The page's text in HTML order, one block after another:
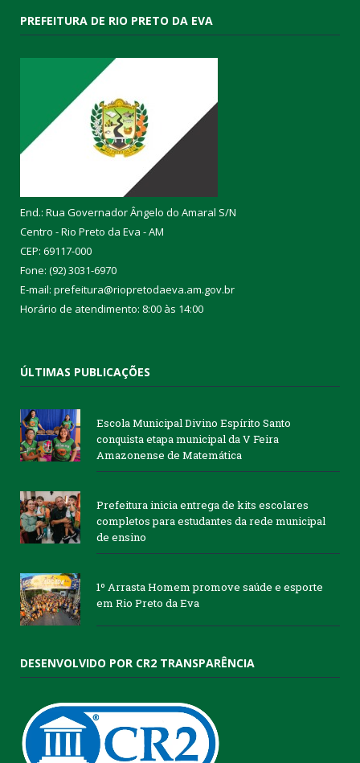
PREFEITURA DE RIO PRETO DA EVA
End.: Rua Governador Ângelo do Amaral S/N
Centro - Rio Preto da Eva - AM
CEP: 69117-000
Fone: (92) 3031-6970
E-mail: prefeitura@riopretodaeva.am.gov.br
Horário de atendimento: 8:00 às 14:00
ÚLTIMAS PUBLICAÇÕES
Escola Municipal Divino Espírito Santo
conquista etapa municipal da V Feira
Amazonense de Matemática
Prefeitura inicia entrega de kits escolares
completos para estudantes da rede municipal
de ensino
1º Arrasta Homem promove saúde e esporte
em Rio Preto da Eva
DESENVOLVIDO POR CR2 TRANSPARÊNCIA